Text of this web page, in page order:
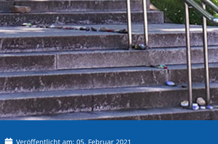
Veröffentlicht am: 05. Februar 2021